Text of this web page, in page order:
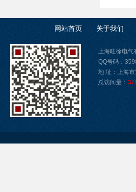
网站首页 关于我们
上海旺徐电气
QQ号码：
地 址：上海
总访问量：